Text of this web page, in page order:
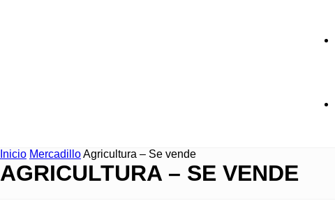
Inicio MercadilloAgricultura – Se vende
AGRICULTURA – SE VENDE